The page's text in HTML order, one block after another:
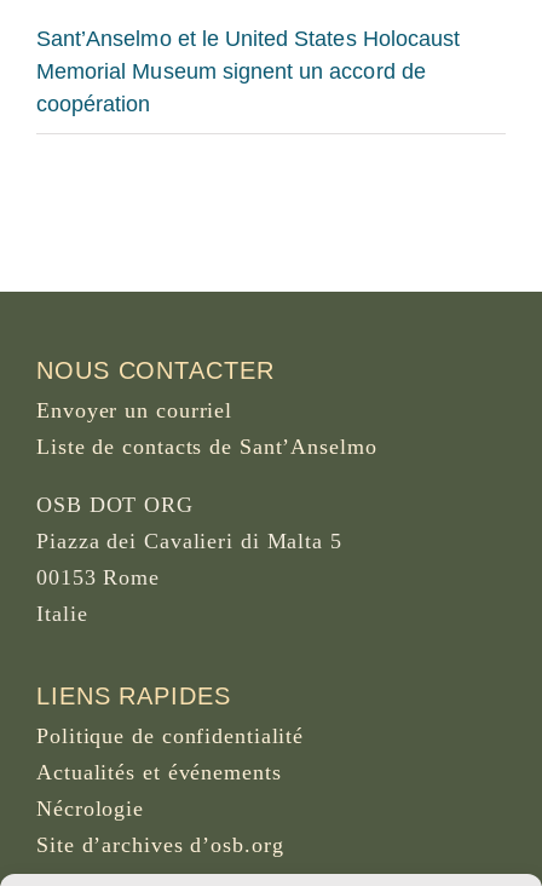
Sant’Anselmo et le United States Holocaust
Memorial Museum signent un accord de
coopération
NOUS CONTACTER
Envoyer un courriel
Liste de contacts de Sant’Anselmo
OSB DOT ORG
Piazza dei Cavalieri di Malta 5
00153 Rome
Italie
LIENS RAPIDES
Politique de confidentialité
Actualités et événements
Nécrologie
Site d’archives d’osb.org